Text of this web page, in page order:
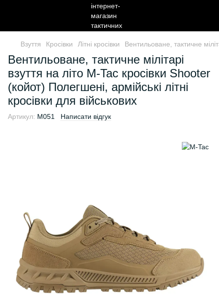
Взуття Кросівки Літні кросівки Вентильоване, тактичне
Вентильоване, тактичне мілітарі
взуття на літо M-Tac кросівки Shooter
(койот) Полегшені, армійські літні
кросівки для військових
Артикул: M051 Написати відгук